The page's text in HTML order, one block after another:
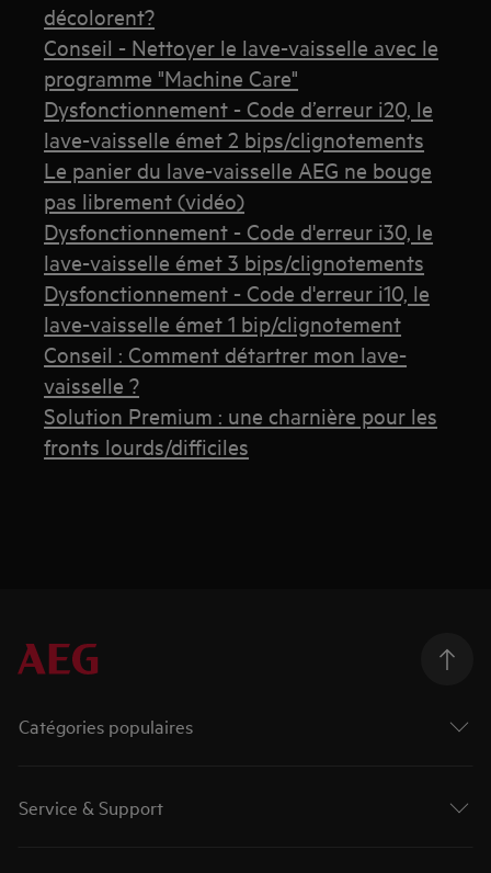
décolorent?
Conseil - Nettoyer le lave-vaisselle avec le
programme "Machine Care"
Dysfonctionnement - Code d’erreur i20, le
lave-vaisselle émet 2 bips/clignotements
Le panier du lave-vaisselle AEG ne bouge
pas librement (vidéo)
Dysfonctionnement - Code d'erreur i30, le
lave-vaisselle émet 3 bips/clignotements
Dysfonctionnement - Code d'erreur i10, le
lave-vaisselle émet 1 bip/clignotement
Conseil : Comment détartrer mon lave-
vaisselle ?
Solution Premium : une charnière pour les
fronts lourds/difficiles
Catégories populaires
Service & Support